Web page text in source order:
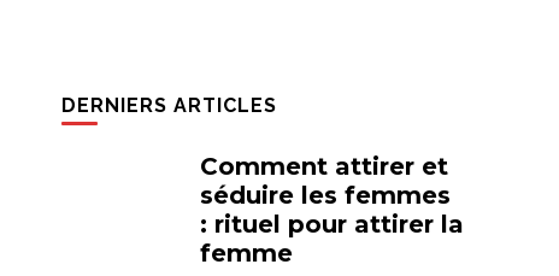
DERNIERS ARTICLES
Comment attirer et
séduire les femmes
: rituel pour attirer la
femme